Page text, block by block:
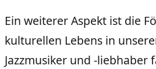
Ein weiterer Aspekt ist die
kulturellen Lebens in
Jazzmusiker und -liebhaber